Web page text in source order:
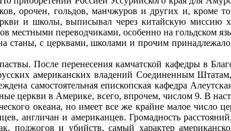
орочен, гольдов, манчжуров и других и, кроме
и школы, выписывал через китайскую миссию
местными переводчиками, особенно на гольдском
станы, с церквами, школами и прочим
После перенесения камчатской кафедры в
американских владений Соединенным
самостоятельная епископская кафедра
в Америке, всего, впрочем, числом 9. B
океана, но имеет все же крайне малое число
англичан и американцев. Громадность
поджогов и убийств, самый характер